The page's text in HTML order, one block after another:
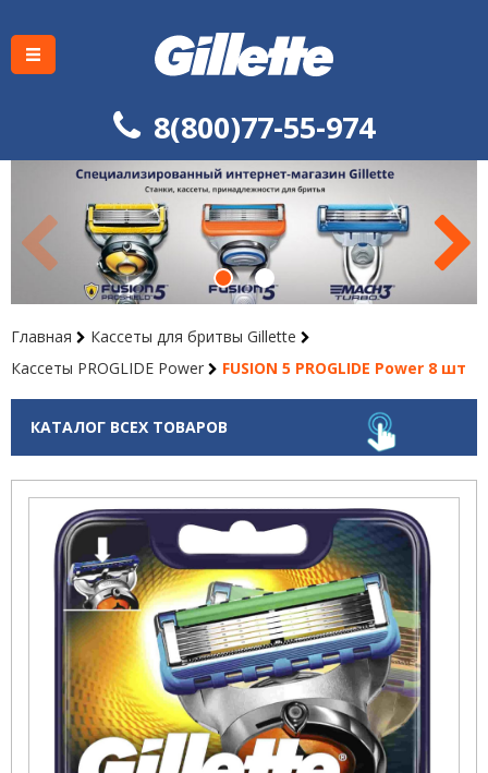
8(800)77-55-974
Главная
Каcсеты для бритвы Gillette
Кассеты PROGLIDE Power
FUSION 5 PROGLIDE Power 8 шт
КАТАЛОГ ВСЕХ ТОВАРОВ